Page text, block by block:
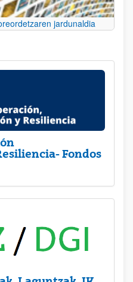
jardunaldia
Fondos